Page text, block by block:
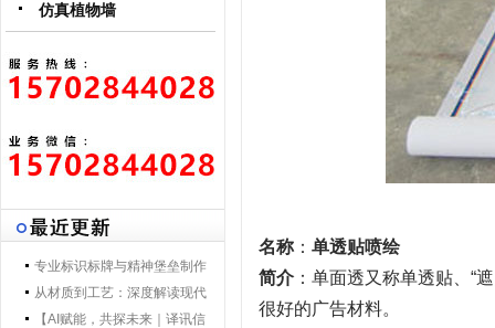
仿真植物墙
专业标识标牌与精神堡垒制作
专家 | 零贰捌广告制作集团 - 打
造一体化导视解决方案，提升
从材质到工艺：深度解读现代
导视标牌制作技术
【AI赋能，共探未来｜译讯信
名称 ： 单透贴喷绘
简介 ：单面透又称单透贴、“
很好的广告材料。